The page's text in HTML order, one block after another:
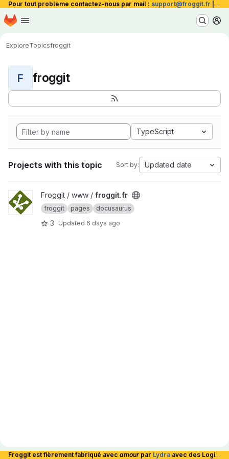
Pour tout problème contactez-nous par mail : support@froggit.fr La
Skip to main content
Homepage
ExploreTopicsfroggit
F froggit
TypeScript
Projects with this topic Sort by: Updated date
View froggit.fr project
Froggit / www / froggit.fr
froggit pages docusaurus
3 Updated 6 days ago
Froggit est fièrement fabriqué avec amour par Lydra avec des Logiciels Libres et hébergé en